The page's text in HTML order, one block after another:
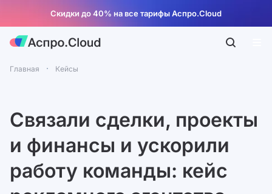
Скидки до 40% на все тарифы Аспро.Cloud
Главная Кейсы
Связали сделки, проекты
и финансы и ускорили
работу команды: кейс